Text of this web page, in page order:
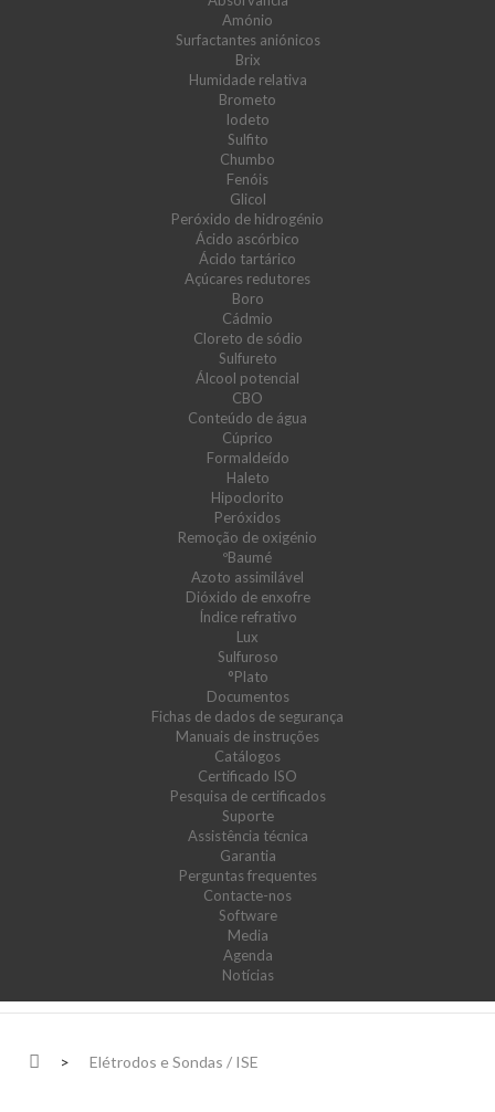
Amónio
Surfactantes aniónicos
Brix
Humidade relativa
Brometo
Iodeto
Sulfito
Chumbo
Fenóis
Glicol
Peróxido de hidrogénio
Ácido ascórbico
Ácido tartárico
Açúcares redutores
Boro
Cádmio
Cloreto de sódio
Sulfureto
Álcool potencial
CBO
Conteúdo de água
Cúprico
Formaldeído
Haleto
Hipoclorito
Peróxidos
Remoção de oxigénio
ºBaumé
Azoto assimilável
Dióxido de enxofre
Índice refrativo
Lux
Sulfuroso
°Plato
Documentos
Fichas de dados de segurança
Manuais de instruções
Catálogos
Certificado ISO
Pesquisa de certificados
Suporte
Assistência técnica
Garantia
Perguntas frequentes
Contacte-nos
Software
Media
Agenda
Notícias
> Elétrodos e Sondas / ISE